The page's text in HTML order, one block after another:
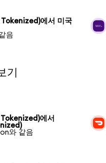
에서 미국
음
기
에서
와 같음